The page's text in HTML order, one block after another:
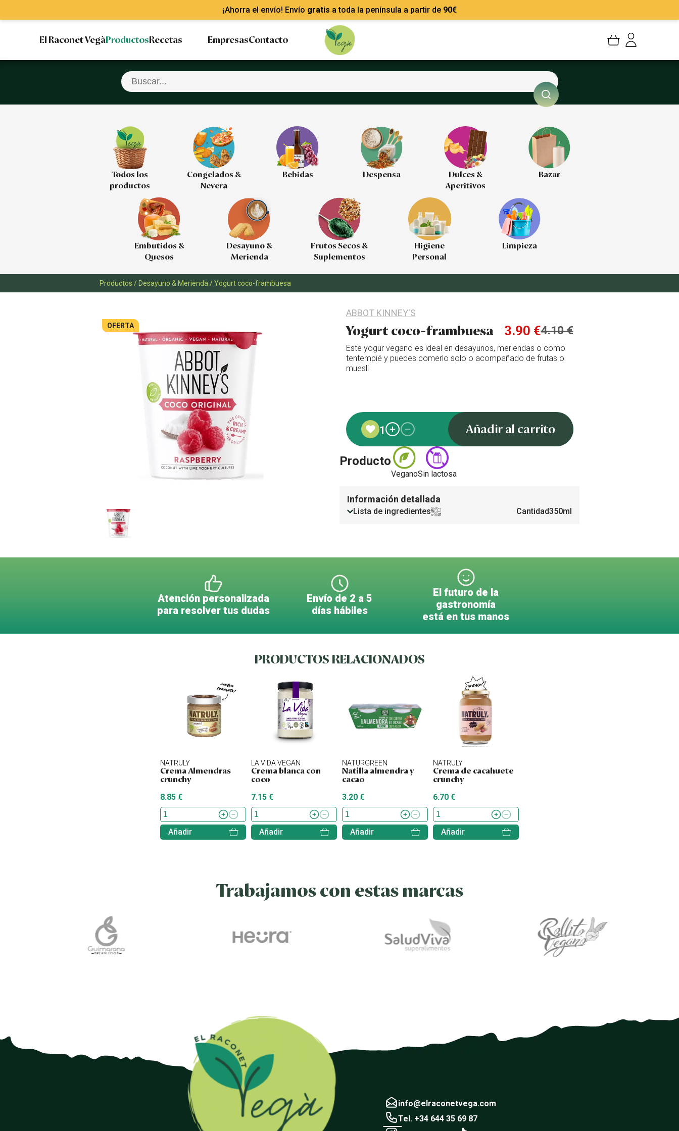
¡Ahorra el envío! Envío gratis a toda la península a partir de 90€
El Raconet VegàProductosRecetas EmpresasContacto
Cerrar sesión
Todos los
productos
Congelados &
Nevera
Bebidas Despensa
Dulces &
Aperitivos
Bazar
Embutidos &
Quesos
Desayuno &
Merienda
Frutos Secos &
Suplementos
Higiene
Personal
Limpieza
Productos /Desayuno & Merienda /Yogurt coco-frambuesa
OFERTA
ABBOT KINNEY'S
Yogurt coco-frambuesa 3.90 €4.10 €
Este yogur vegano es ideal en desayunos, meriendas o como
tentempié y puedes comerlo solo o acompañado de frutas o
muesli
1 Añadir al carrito
Producto
VeganoSin lactosa
Información detallada
Cantidad350ml
Lista de ingredientes
Atención personalizada
para resolver tus dudas
Envío de 2 a 5
días hábiles
El futuro de la
gastronomía
está en tus manos
PRODUCTOS RELACIONADOS
NATRULY
Crema Almendras
crunchy
8.85 €
Añadir
LA VIDA VEGAN
Crema blanca con
coco
7.15 €
Añadir
NATURGREEN
Natilla almendra y
cacao
3.20 €
Añadir
NATRULY
Crema de cacahuete
crunchy
6.70 €
Añadir
Trabajamos con estas marcas
info@elraconetvega.com
Tel. +34 644 35 69 87